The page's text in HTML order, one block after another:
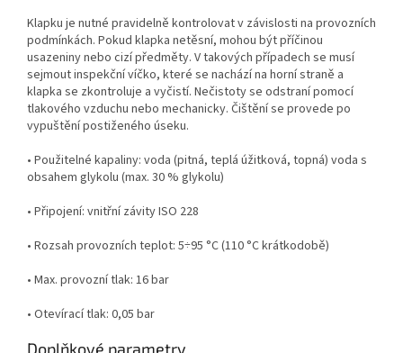
Klapku je nutné pravidelně kontrolovat v závislosti na provozních
podmínkách. Pokud klapka netěsní, mohou být příčinou
usazeniny nebo cizí předměty. V takových případech se musí
sejmout inspekční víčko, které se nachází na horní straně a
klapka se zkontroluje a vyčistí. Nečistoty se odstraní pomocí
tlakového vzduchu nebo mechanicky. Čištění se provede po
vypuštění postiženého úseku.
• Použitelné kapaliny: voda (pitná, teplá úžitková, topná) voda s
obsahem glykolu (max. 30 % glykolu)
• Připojení: vnitřní závity ISO 228
• Rozsah provozních teplot: 5÷95 °C (110 °C krátkodobě)
• Max. provozní tlak: 16 bar
• Otevírací tlak: 0,05 bar
Doplňkové parametry